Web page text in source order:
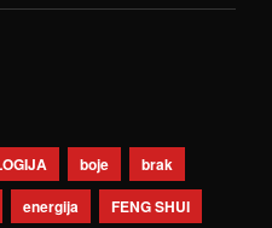
boje
brak
energija
FENG SHUI